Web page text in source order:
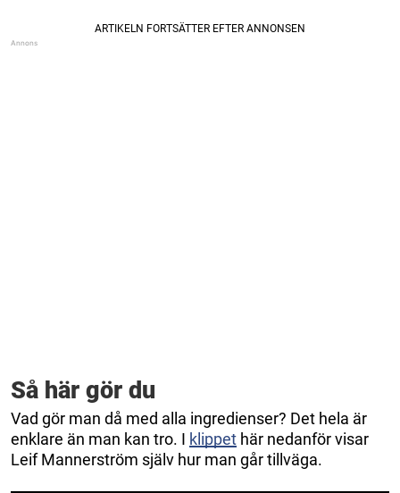
Så här gör du
Vad gör man då med alla ingredienser? Det hela är
enklare än man kan tro. I klippet här nedanför visar
Leif Mannerström själv hur man går tillväga.